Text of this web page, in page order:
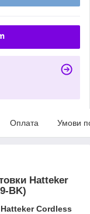
Оплата Умови
Hatteker
BK)
Hatteker Cordless